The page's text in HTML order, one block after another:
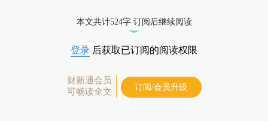
本文共计524字 订阅后继续阅读
登录 后获取已订阅的阅读权限
财新通会员
可畅读全文
订阅/会员升级